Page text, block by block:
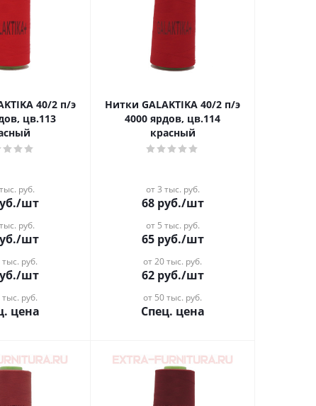
40/2 п/э
цв.113
руб.
/шт
руб.
/шт
руб.
/шт
руб.
цена
Нитки GALAKTIKA 40/2 п/э
4000 ярдов, цв.114
красный
от 3 тыс. руб.
68руб./шт
от 5 тыс. руб.
65руб./шт
от 20 тыс. руб.
62руб./шт
от 50 тыс. руб.
Спец. цена